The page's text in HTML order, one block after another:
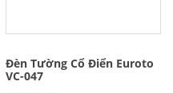
Đèn Tường Cổ Điển Euroto
VC-047